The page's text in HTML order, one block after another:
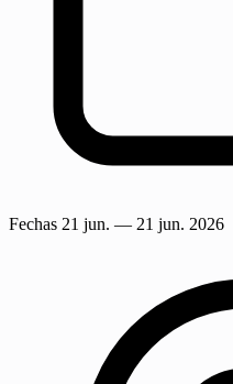
Fechas 21 jun. — 21 jun. 2026